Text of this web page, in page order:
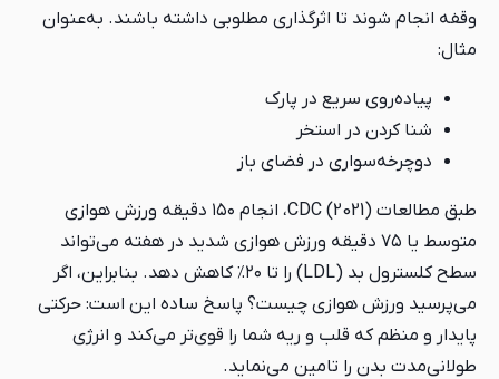
وقفه انجام شوند تا اثرگذاری مطلوبی داشته باشند. به‌عنوان
مثال:
پیاده‌روی سریع در پارک
شنا کردن در استخر
دوچرخه‌سواری در فضای باز
طبق مطالعات CDC (2021)، انجام ۱۵۰ دقیقه ورزش هوازی
متوسط یا ۷۵ دقیقه ورزش هوازی شدید در هفته می‌تواند
سطح کلسترول بد (LDL) را تا ۲۰٪ کاهش دهد. بنابراین، اگر
می‌پرسید ورزش هوازی چیست؟ پاسخ ساده این است: حرکتی
پایدار و منظم که قلب و ریه شما را قوی‌تر می‌کند و انرژی
طولانی‌مدت بدن را تامین می‌نماید.